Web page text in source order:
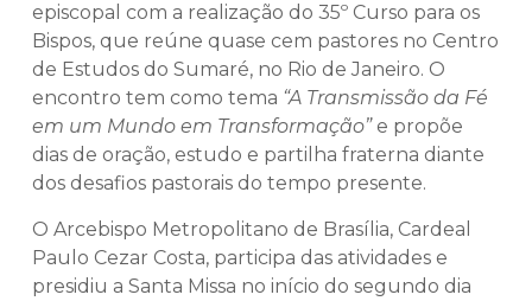
episcopal com a realização do 35º Curso para os
Bispos, que reúne quase cem pastores no Centro
de Estudos do Sumaré, no Rio de Janeiro. O
encontro tem como tema “A Transmissão da Fé
em um Mundo em Transformação”e propõe
dias de oração, estudo e partilha fraterna diante
dos desafios pastorais do tempo presente.
O Arcebispo Metropolitano de Brasília, Cardeal
Paulo Cezar Costa, participa das atividades e
presidiu a Santa Missa no início do segundo dia